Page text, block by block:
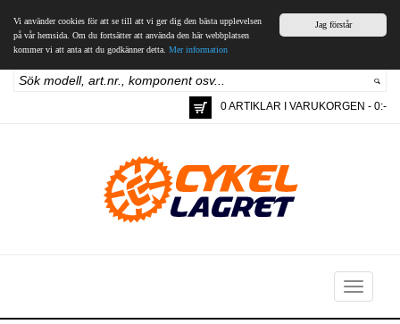
Jag förstår
Vi använder cookies för att se till att vi ger dig den bästa upplevelsen
på vår hemsida. Om du fortsätter att använda den här webbplatsen
kommer vi att anta att du godkänner detta. Mer information
0 ARTIKLAR I VARUKORGEN - 0:-
Toggle
navigation